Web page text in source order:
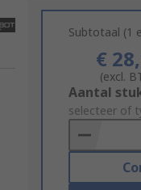
Subtotaal (1
€
(excl.
Add
to
Basket
Aantal
selecteer of